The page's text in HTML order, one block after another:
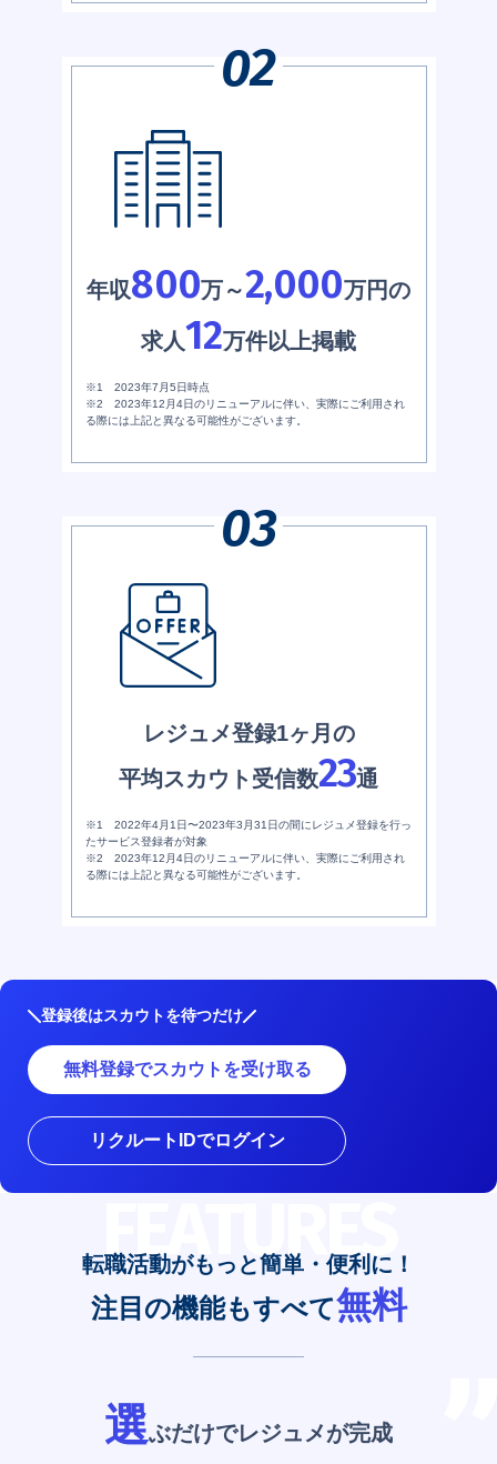
年収800万～2,000万円の
求人12万件以上掲載
※1 2023年7月5日時点
※2 2023年12月4日のリニューアルに伴い、実際にご利用され
る際には上記と異なる可能性がございます。
レジュメ登録1ヶ月の
平均スカウト受信数23通
※1 2022年4月1日〜2023年3月31日の間にレジュメ登録を行っ
たサービス登録者が対象
※2 2023年12月4日のリニューアルに伴い、実際にご利用され
る際には上記と異なる可能性がございます。
登録後はスカウトを待つだけ
無料登録でスカウトを受け取る
リクルートIDでログイン
FEATURES
転職活動がもっと簡単・便利に！
注目の機能もすべて無料
選ぶだけでレジュメが完成